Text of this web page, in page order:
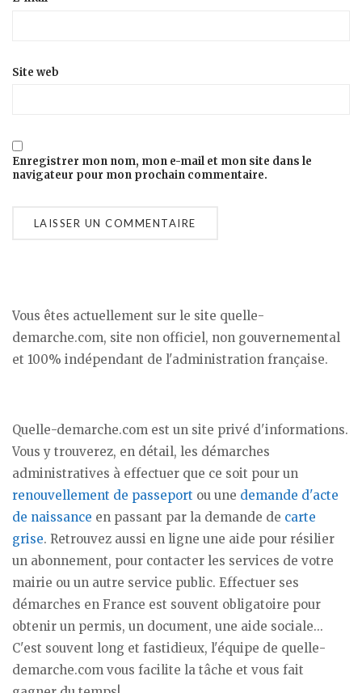
Site web
Enregistrer mon nom, mon e-mail et mon site dans le
navigateur pour mon prochain commentaire.
Vous êtes actuellement sur le site quelle-
demarche.com, site non officiel, non gouvernemental
et 100% indépendant de l'administration française.
Quelle-demarche.com est un site privé d'informations.
Vous y trouverez, en détail, les démarches
administratives à effectuer que ce soit pour un
renouvellement de passeport ou une demande d'acte
de naissance en passant par la demande de carte
grise. Retrouvez aussi en ligne une aide pour résilier
un abonnement, pour contacter les services de votre
mairie ou un autre service public. Effectuer ses
démarches en France est souvent obligatoire pour
obtenir un permis, un document, une aide sociale...
C'est souvent long et fastidieux, l'équipe de quelle-
demarche.com vous facilite la tâche et vous fait